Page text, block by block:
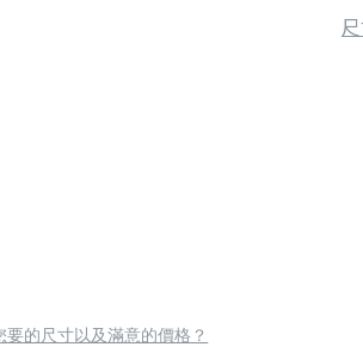
要的尺寸以及滿意的價格？